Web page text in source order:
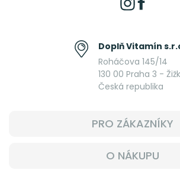
Doplň Vitamín
Roháčova 145/14
130 00 Praha 3 -
Česká republika
PRO ZÁKAZNÍKY
O NÁKUPU